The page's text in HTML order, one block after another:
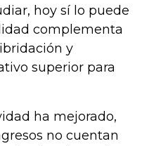
hoy sí lo puede
complementa
y
superior para
ha mejorado,
no cuentan